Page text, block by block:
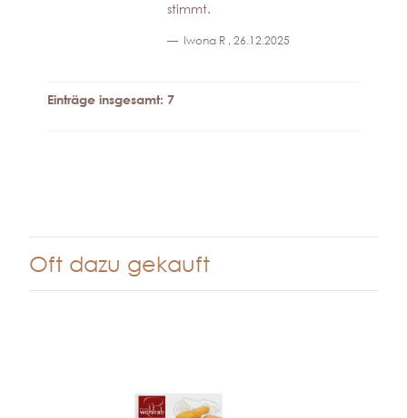
stimmt.
Iwona R , 26.12.2025
Einträge insgesamt: 7
Oft dazu gekauft